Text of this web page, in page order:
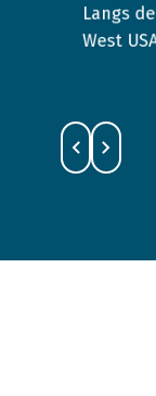
2018
Langs
West